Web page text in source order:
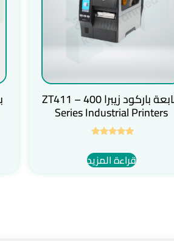
طابعة باركود زيبرا ZT411 – 400
Series Industrial Printers
5.00
من 5
قراءة المزيد